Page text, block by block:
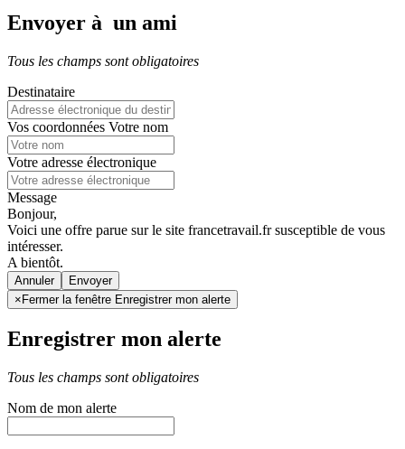
Envoyer à un ami
Tous les champs sont obligatoires
Destinataire
Vos coordonnées Votre nom
Votre adresse électronique
Message
Bonjour,
Voici une offre parue sur le site francetravail.fr susceptible de vous
intéresser.
A bientôt.
Annuler
× Fermer la fenêtre Enregistrer mon alerte
Enregistrer mon alerte
Tous les champs sont obligatoires
Nom de mon alerte